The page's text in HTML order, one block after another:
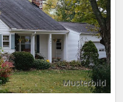
Musterbild